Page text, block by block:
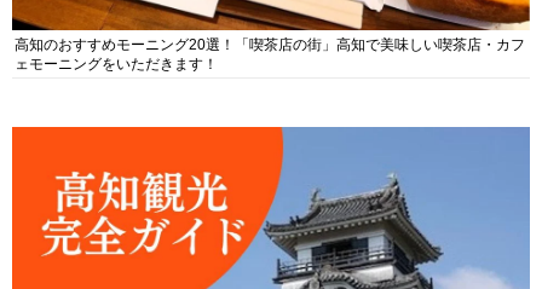
高知のおすすめモーニング20選！「喫茶店の街」高知で美味しい喫茶店・カフ
ェモーニングをいただきます！